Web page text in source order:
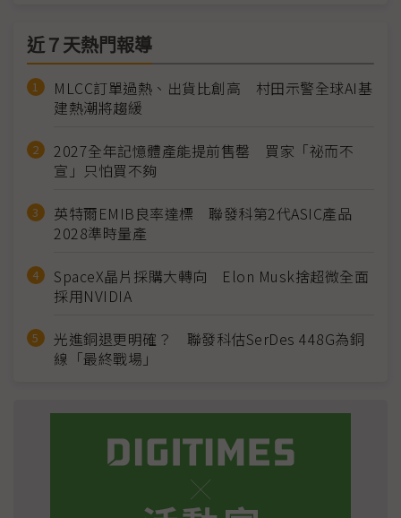
近７天熱門報導
MLCC訂單過熱、出貨比創高 村田示警全球AI基
建熱潮將趨緩
2027全年記憶體產能提前售罄 買家「祕而不
宣」只怕買不夠
英特爾EMIB良率達標 聯發科第2代ASIC產品
2028準時量產
SpaceX晶片採購大轉向 Elon Musk捨超微全面
採用NVIDIA
光進銅退更明確？ 聯發科估SerDes 448G為銅
線「最終戰場」